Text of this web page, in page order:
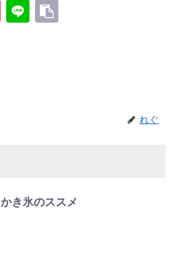
れぐ
かき氷のススメ